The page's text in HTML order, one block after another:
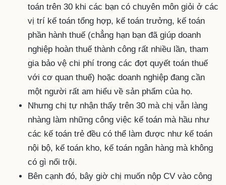
toán trên 30 khi các bạn có chuyên môn giỏi ở các
vị trí kế toán tổng hợp, kế toán trưởng, kế toán
phần hành thuế (chẳng hạn bạn đã giúp doanh
nghiệp hoàn thuế thành công rất nhiều lần, tham
gia bảo vệ chi phí trong các đợt quyết toán thuế
với cơ quan thuế) hoặc doanh nghiệp đang cần
một người rất am hiểu về sản phẩm của họ.
Nhưng chị tự nhận thấy trên 30 mà chị vẫn làng
nhàng làm những công việc kế toán mà hầu như
các kế toán trẻ đều có thể làm được như kế toán
nội bộ, kế toán kho, kế toán ngân hàng mà không
có gì nổi trội.
Bên cạnh đó, bây giờ chị muốn nộp CV vào công